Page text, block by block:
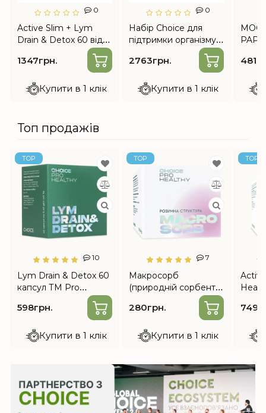
0
Active Slim + Lym
Drain & Detox 60 від
Choice — програма
підтримки організму
під час схуднення
1347грн.
Купити в 1 клік
0
Набір Choice для
підтримки організму
під час схуднення —
Mix Protein Slim, Lym
Drain & Detox, Active
Slim
2763грн.
Купити в 1 клік
Топ продажів
TOP
10
Lym Drain & Detox 60
капсул ТМ Pro
Healthy – системний
лімфодренаж і детокс
598грн.
Купити в 1 клік
TOP
7
Макросорб
(природній сорбент)
280грн.
Купити в 1 клік
TOP